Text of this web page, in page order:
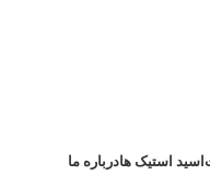
اسید استیک هادرباره ما